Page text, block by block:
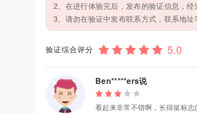
2、在进行体验完后，发布的验证信息，
3、请勿在验证中发布联系方式，联系地址
验证综合评分
Ben*****ers说
看起来非常不错啊，长得挺标